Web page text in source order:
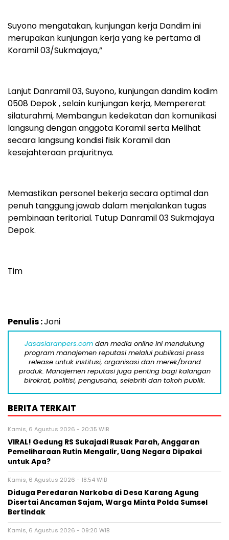
Suyono mengatakan, kunjungan kerja Dandim ini
merupakan kunjungan kerja yang ke pertama di
Koramil 03/Sukmajaya,”
Lanjut Danramil 03, Suyono, kunjungan dandim kodim
0508 Depok , selain kunjungan kerja, Mempererat
silaturahmi, Membangun kedekatan dan komunikasi
langsung dengan anggota Koramil serta Melihat
secara langsung kondisi fisik Koramil dan
kesejahteraan prajuritnya.
Memastikan personel bekerja secara optimal dan
penuh tanggung jawab dalam menjalankan tugas
pembinaan teritorial. Tutup Danramil 03 Sukmajaya
Depok.
Tim
Penulis :Joni
Jasasiaranpers.com dan media online ini mendukung
program manajemen reputasi melalui publikasi press
release untuk institusi, organisasi dan merek/brand
produk. Manajemen reputasi juga penting bagi kalangan
birokrat, politisi, pengusaha, selebriti dan tokoh publik.
BERITA TERKAIT
Kamis, 6 Agustus 2026 - 20:35 WIB
VIRAL! Gedung RS Sukajadi Rusak Parah, Anggaran
Pemeliharaan Rutin Mengalir, Uang Negara Dipakai
untuk Apa?
Kamis, 6 Agustus 2026 - 18:54 WIB
Diduga Peredaran Narkoba di Desa Karang Agung
Disertai Ancaman Sajam, Warga Minta Polda Sumsel
Bertindak
Kamis, 6 Agustus 2026 - 09:20 WIB